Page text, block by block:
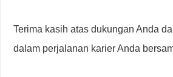
Terima kasih atas dukungan Anda
dalam perjalanan karier Anda